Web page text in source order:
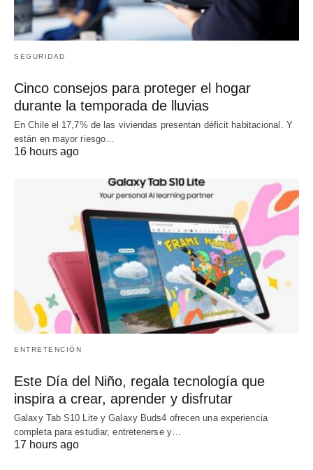
SEGURIDAD
Cinco consejos para proteger el hogar
durante la temporada de lluvias
En Chile el 17,7% de las viviendas presentan déficit habitacional. Y
están en mayor riesgo…
16 hours ago
ENTRETENCIÓN
Este Día del Niño, regala tecnología que
inspira a crear, aprender y disfrutar
Galaxy Tab S10 Lite y Galaxy Buds4 ofrecen una experiencia
completa para estudiar, entretenerse y…
17 hours ago